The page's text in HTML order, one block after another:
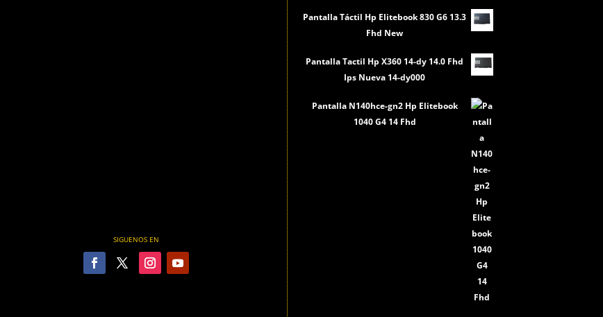
SIGUENOS EN
Pantalla Táctil Hp Elitebook 830 G6 13.3
Fhd New
Pantalla Tactil Hp X360 14-dy 14.0 Fhd
Ips Nueva 14-dy000
Pantalla N140hce-gn2 Hp Elitebook
1040 G4 14 Fhd